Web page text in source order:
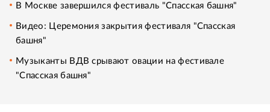
В Москве завершился фестиваль "Спасская башня"
Видео: Церемония закрытия фестиваля "Спасская
башня"
Музыканты ВДВ срывают овации на фестивале
"Спасская башня"